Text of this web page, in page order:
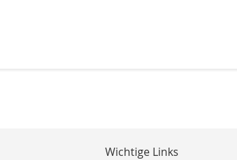
Wichtige Links